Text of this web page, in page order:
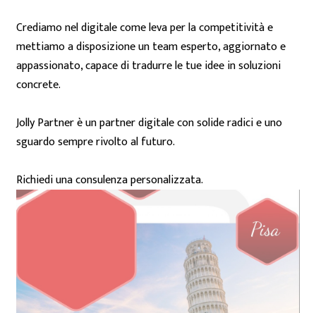
Crediamo nel digitale come leva per la competitività e
mettiamo a disposizione un team esperto, aggiornato e
appassionato, capace di tradurre le tue idee in soluzioni
concrete.
Jolly Partner è un partner digitale con solide radici e uno
sguardo sempre rivolto al futuro.
Richiedi una consulenza personalizzata.